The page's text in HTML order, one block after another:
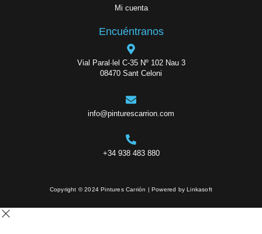
Mi cuenta
Encuéntranos
Vial Paral·lel C-35 Nº 102 Nau 3
08470 Sant Celoni
info@pinturescarrion.com
+34 938 483 880
Copyright © 2024 Pintures Carrión | Powered by Linkasoft